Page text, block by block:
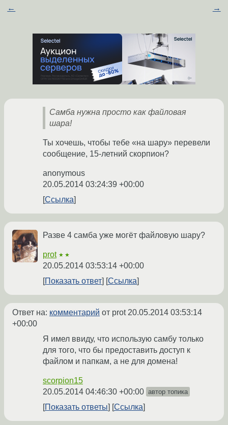
← →
Самба нужна просто как файловая
шара!
Ты хочешь, чтобы тебе «на шару» перевели
сообщение, 15-летний скорпион?
anonymous
20.05.2014 03:24:39 +00:00
Ссылка
Разве 4 самба уже могёт файловую шару?
prot ★★
20.05.2014 03:53:14 +00:00
Показать ответ
Ссылка
Ответ на: комментарий от prot20.05.2014 03:53:14
+00:00
Я имел ввиду, что использую самбу только
для того, что бы предоставить доступ к
файлом и папкам, а не для домена!
scorpion15
20.05.2014 04:46:30 +00:00 автор топика
Показать ответы Ссылка